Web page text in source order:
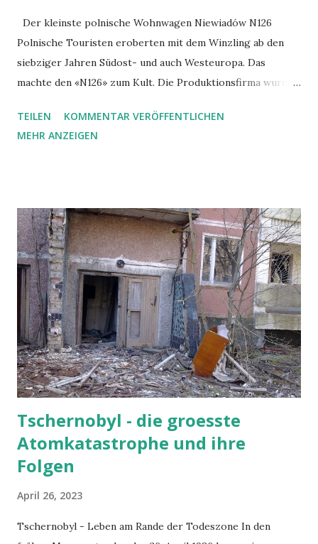
Der kleinste polnische Wohnwagen Niewiadów N126
Polnische Touristen eroberten mit dem Winzling ab den
siebziger Jahren Südost- und auch Westeuropa. Das
machte den «N126» zum Kult. Die Produktionsfirma wurde
Dorfpolizist die legendäre «Niewiadowka» auf das
Grundstück fährt, dämmert es schon fast. «Sehen Sie her,
Klebeband reparierten Plexiglasscheibe schummrig orange.
«Ich hoffe, Sie fahren damit nicht allzu weit», sagt der
Mittvierziger. Auch eine Gasflasche sollte man zwischen
der Aussenbox und dem Herd besser nicht mehr
anzuschliessen versuchen, meint er. Der Polizist ist ausser
Dienst und deshalb etwas gesprächiger als sonst. Das
Baujahr des «N126» vermutet er irgendwo zwischen 1979
und 1982, genau weiss er es nicht. «Zu kommunistischer
Zeit war das ein ...
TEILEN
KOMMENTAR VERÖFFENTLICHEN
MEHR ANZEIGEN
Tschernobyl - die groesste
Atomkatastrophe und ihre
Folgen
April 26, 2023
Tschernobyl - Leben am Rande der Todeszone In den